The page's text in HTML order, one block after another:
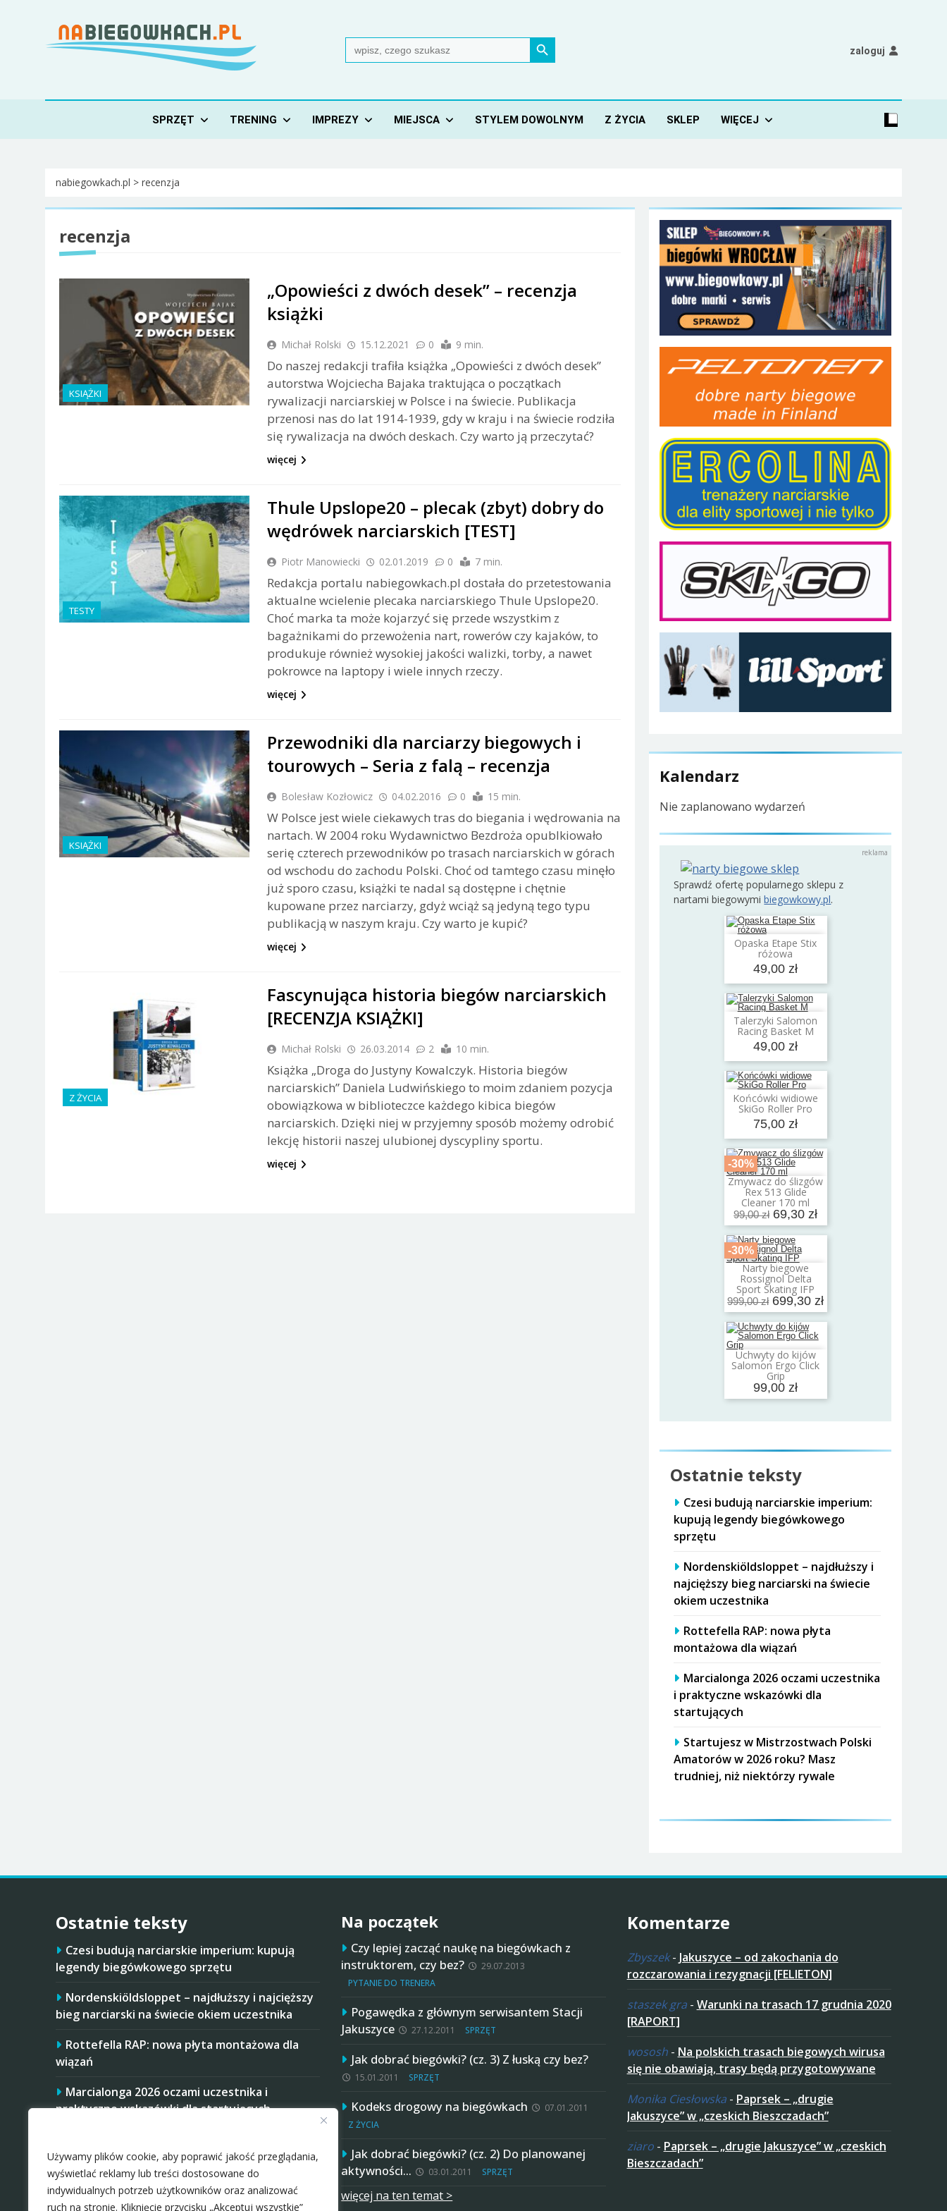
Używamy plików cookie, aby poprawić jakość przeglądania,
wyświetlać reklamy lub treści dostosowane do
indywidualnych potrzeb użytkowników oraz analizować
ruch na stronie. Kliknięcie przycisku „Akceptuj wszystkie”
Nabiegowkach.pl
Search
for:
Search Button
zaloguj
SPRZĘT TRENING IMPREZY MIEJSCA STYLEM DOWOLNYM Z ŻYCIA SKLEP WIĘCEJ
nabiegowkach.pl > recenzja
recenzja
KSIĄŻKI
„Opowieści z dwóch desek” – recenzja
książki
Michał Rolski 15.12.2021 0 9 min.
Do naszej redakcji trafiła książka „Opowieści z dwóch desek”
autorstwa Wojciecha Bajaka traktująca o początkach
rywalizacji narciarskiej w Polsce i na świecie. Publikacja
przenosi nas do lat 1914-1939, gdy w kraju i na świecie rodziła
się rywalizacja na dwóch deskach. Czy warto ją przeczytać?
więcej
TESTY
Thule Upslope20 – plecak (zbyt) dobry do
wędrówek narciarskich [TEST]
Piotr Manowiecki 02.01.2019 0 7 min.
Redakcja portalu nabiegowkach.pl dostała do przetestowania
aktualne wcielenie plecaka narciarskiego Thule Upslope20.
Choć marka ta może kojarzyć się przede wszystkim z
bagażnikami do przewożenia nart, rowerów czy kajaków, to
produkuje również wysokiej jakości walizki, torby, a nawet
pokrowce na laptopy i wiele innych rzeczy.
więcej
KSIĄŻKI
Przewodniki dla narciarzy biegowych i
tourowych – Seria z falą – recenzja
Bolesław Kozłowicz 04.02.2016 0 15 min.
W Polsce jest wiele ciekawych tras do biegania i wędrowania na
nartach. W 2004 roku Wydawnictwo Bezdroża opublkiowało
serię czterech przewodników po trasach narciarskich w górach
od wschodu do zachodu Polski. Choć od tamtego czasu minęło
już sporo czasu, książki te nadal są dostępne i chętnie
kupowane przez narciarzy, gdyż wciąż są jedyną tego typu
publikacją w naszym kraju. Czy warto je kupić?
więcej
Z ŻYCIA
Fascynująca historia biegów narciarskich
[RECENZJA KSIĄŻKI]
Michał Rolski 26.03.2014 2 10 min.
Książka „Droga do Justyny Kowalczyk. Historia biegów
narciarskich” Daniela Ludwińskiego to moim zdaniem pozycja
obowiązkowa w biblioteczce każdego kibica biegów
narciarskich. Dzięki niej w przyjemny sposób możemy odrobić
lekcję historii naszej ulubionej dyscypliny sportu.
więcej
Kalendarz
Nie zaplanowano wydarzeń
Sprawdź ofertę popularnego sklepu z
nartami biegowymibiegowkowy.pl.
Opaska Etape Stix
różowa
49,00 zł
Dodaj do koszyka
Talerzyki Salomon
Racing Basket M
49,00 zł
Dodaj do koszyka
Końcówki widiowe
SkiGo Roller Pro
75,00 zł
Dodaj do koszyka
-30%
Zmywacz do ślizgów
Rex 513 Glide
Cleaner 170 ml
99,00 zł 69,30 zł
Dodaj do koszyka
-30%
Narty biegowe
Rossignol Delta
Sport Skating IFP
999,00 zł 699,30 zł
Dodaj do koszyka
Uchwyty do kijów
Salomon Ergo Click
Grip
99,00 zł
Dodaj do koszyka
Ostatnie teksty
Czesi budują narciarskie imperium:
kupują legendy biegówkowego
sprzętu
Nordenskiöldsloppet – najdłuższy i
najcięższy bieg narciarski na świecie
okiem uczestnika
Rottefella RAP: nowa płyta
montażowa dla wiązań
Marcialonga 2026 oczami uczestnika
i praktyczne wskazówki dla
startujących
Startujesz w Mistrzostwach Polski
Amatorów w 2026 roku? Masz
trudniej, niż niektórzy rywale
Ostatnie teksty
Czesi budują narciarskie imperium: kupują
legendy biegówkowego sprzętu
Nordenskiöldsloppet – najdłuższy i najcięższy
bieg narciarski na świecie okiem uczestnika
Rottefella RAP: nowa płyta montażowa dla
wiązań
Marcialonga 2026 oczami uczestnika i
praktyczne wskazówki dla startujących
w 2026 roku? Masz trudniej, niż niektórzy
rywale
Na początek
Czy lepiej zacząć naukę na biegówkach z
instruktorem, czy bez?
29.07.2013
PYTANIE DO TRENERA
Pogawędka z głównym serwisantem Stacji
Jakuszyce
27.12.2011 SPRZĘT
Jak dobrać biegówki? (cz. 3) Z łuską czy bez?
15.01.2011 SPRZĘT
Kodeks drogowy na biegówkach
07.01.2011
Z ŻYCIA
Jak dobrać biegówki? (cz. 2) Do planowanej
aktywności…
03.01.2011 SPRZĘT
więcej na ten temat >
Komentarze
Zbyszek- Jakuszyce – od zakochania do
rozczarowania i rezygnacji [FELIETON]
staszek gra- Warunki na trasach 17 grudnia 2020
[RAPORT]
wososh- Na polskich trasach biegowych wirusa
się nie obawiają, trasy będą przygotowywane
Monika Ciesłowska- Paprsek – „drugie
Jakuszyce” w „czeskich Bieszczadach”
ziaro- Paprsek – „drugie Jakuszyce” w „czeskich
Bieszczadach”